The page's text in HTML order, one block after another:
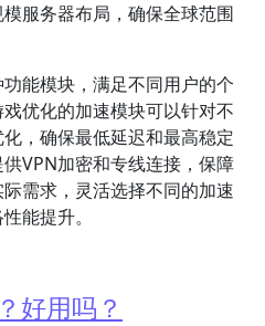
服务器布局，确保全球范围
能模块，满足不同用户的个
优化的加速模块可以针对不
，确保最低延迟和最高稳定
VPN加密和专线连接，保障
需求，灵活选择不同的加速
能提升。
好用吗？